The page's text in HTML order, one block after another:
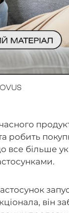
та робить
все більше
він